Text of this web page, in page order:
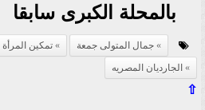
بالمحلة الكبرى سابقا
جمال المتولى جمعة
تمكين المرأة
الجارديان المصريه
⇧